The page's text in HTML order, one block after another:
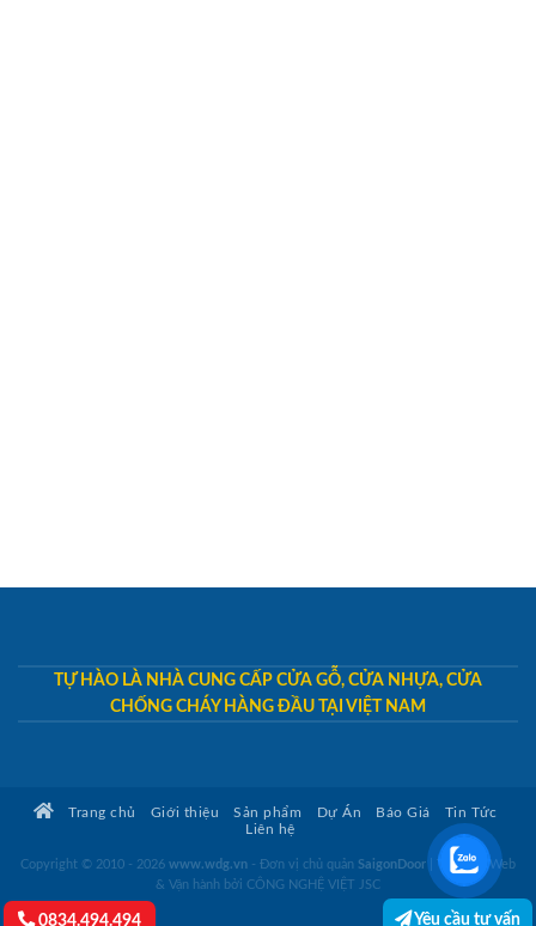
TỰ HÀO LÀ NHÀ CUNG CẤP CỬA GỖ, CỬA NHỰA, CỬA
CHỐNG CHÁY HÀNG ĐẦU TẠI VIỆT NAM
Trang chủ Giới thiệu Sản phẩm Dự Án Báo Giá
Tin Tức
Liên hệ
Copyright © 2010 - 2026 www.wdg.vn - Đơn vị chủ quản SaigonDoor
Thiết kế Web
& Vận hành bởi CÔNG NGHỆ VIỆT JSC
0834.494.494 Yêu cầu tư vấn